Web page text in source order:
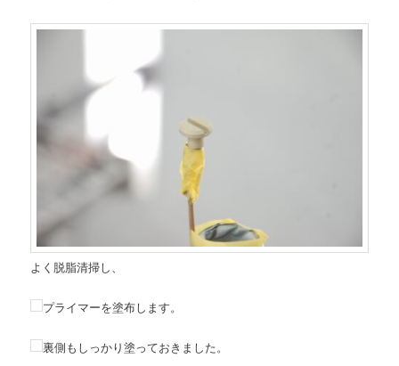
よく脱脂清掃し、
プライマーを塗布します。
裏側もしっかり塗っておきました。